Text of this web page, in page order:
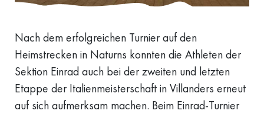
Nach dem erfolgreichen Turnier auf den
Heimstrecken in Naturns konnten die Athleten der
Sektion Einrad auch bei der zweiten und letzten
Etappe der Italienmeisterschaft in Villanders erneut
auf sich aufmerksam machen. Beim Einrad-Turnier